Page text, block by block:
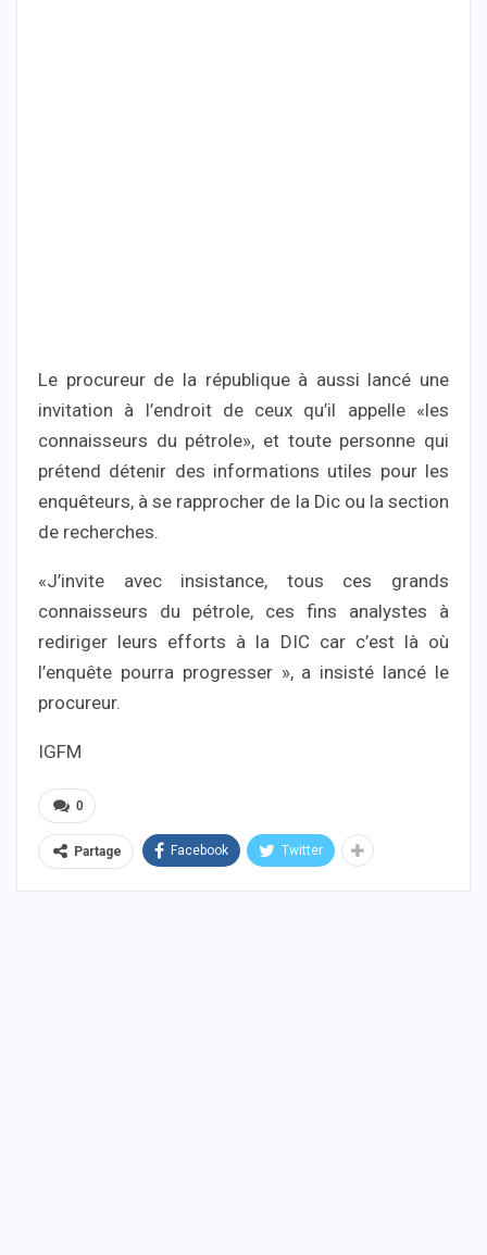
Le procureur de la république à aussi lancé une
invitation à l’endroit de ceux qu’il appelle «les
connaisseurs du pétrole», et toute personne qui
prétend détenir des informations utiles pour les
enquêteurs, à se rapprocher de la Dic ou la section
de recherches.
«J’invite avec insistance, tous ces grands
connaisseurs du pétrole, ces fins analystes à
rediriger leurs efforts à la DIC car c’est là où
l’enquête pourra progresser », a insisté lancé le
procureur.
IGFM
0
Partage Facebook Twitter